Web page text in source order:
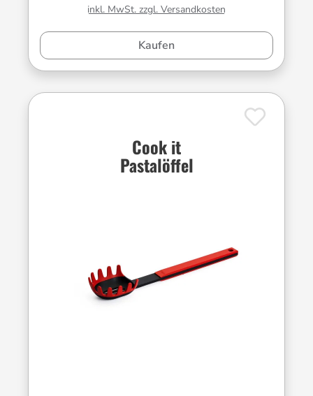
inkl. MwSt. zzgl. Versandkosten
Kaufen
Cook it
Pastalöffel